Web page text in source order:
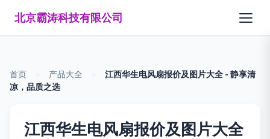
北京霸涛科技有限公司
首页 产品大全
江西华生电风扇报价及图片大全 - 静享清
凉，品质之选
江西华生电风扇报价及图片大全